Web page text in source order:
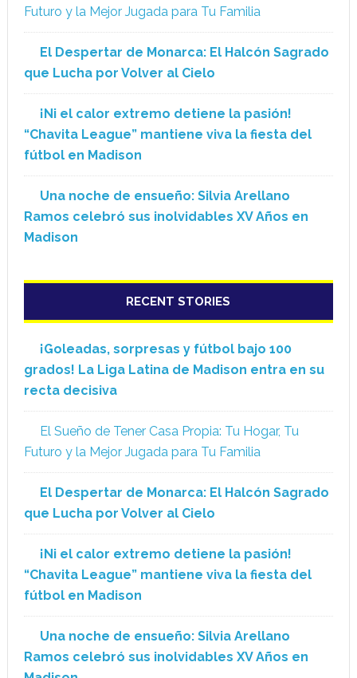
Futuro y la Mejor Jugada para Tu Familia
El Despertar de Monarca: El Halcón Sagrado
que Lucha por Volver al Cielo
¡Ni el calor extremo detiene la pasión!
“Chavita League” mantiene viva la fiesta del
fútbol en Madison
Una noche de ensueño: Silvia Arellano
Ramos celebró sus inolvidables XV Años en
Madison
RECENT STORIES
¡Goleadas, sorpresas y fútbol bajo 100
grados! La Liga Latina de Madison entra en su
recta decisiva
El Sueño de Tener Casa Propia: Tu Hogar, Tu
Futuro y la Mejor Jugada para Tu Familia
El Despertar de Monarca: El Halcón Sagrado
que Lucha por Volver al Cielo
¡Ni el calor extremo detiene la pasión!
“Chavita League” mantiene viva la fiesta del
fútbol en Madison
Una noche de ensueño: Silvia Arellano
Ramos celebró sus inolvidables XV Años en